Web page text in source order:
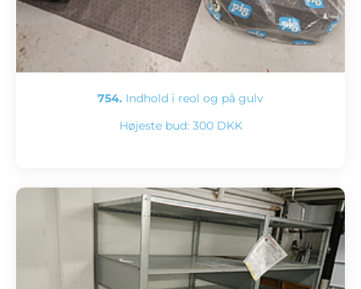
754. Indhold i reol og på gulv
Højeste bud: 300 DKK